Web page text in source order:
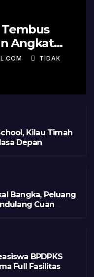
Angkat
TIDAK
Kilau Timah
Depan
Bangka, Peluang
Cuan
BPDPKS
Full Fasilitas